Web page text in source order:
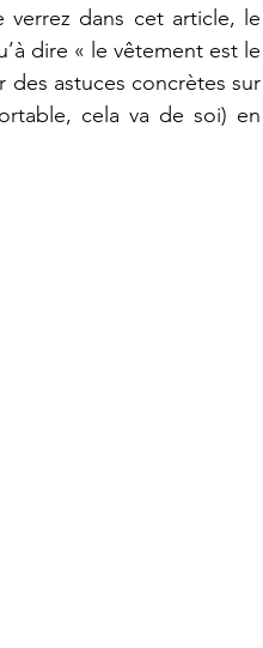
verrez dans cet article, le
dire « le vêtement est le
des astuces concrètes sur
cela va de soi) en